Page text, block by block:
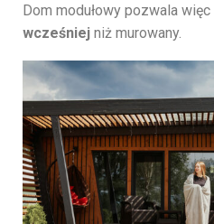
Dom modułowy pozwala więc
wcześniej niż murowany.